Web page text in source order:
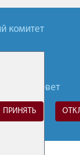
комитет
Совет
ПРИНЯТЬ